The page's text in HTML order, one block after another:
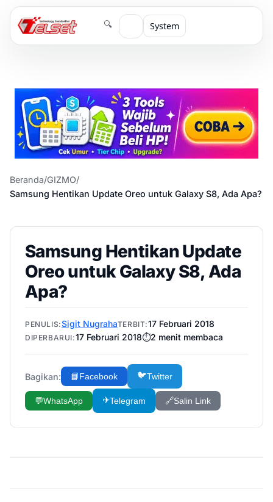
🔍 System
Beranda/GIZMO/
Samsung Hentikan Update Oreo untuk Galaxy S8, Ada Apa?
Samsung Hentikan Update
Oreo untuk Galaxy S8, Ada
Apa?
PENULIS:Sigit NugrahaTERBIT:17 Februari 2018
DIPERBARUI:17 Februari 2018⏱️2 menit membaca
Bagikan: 📘Facebook 🐦Twitter
💬WhatsApp ✈️Telegram 🔗Salin Link